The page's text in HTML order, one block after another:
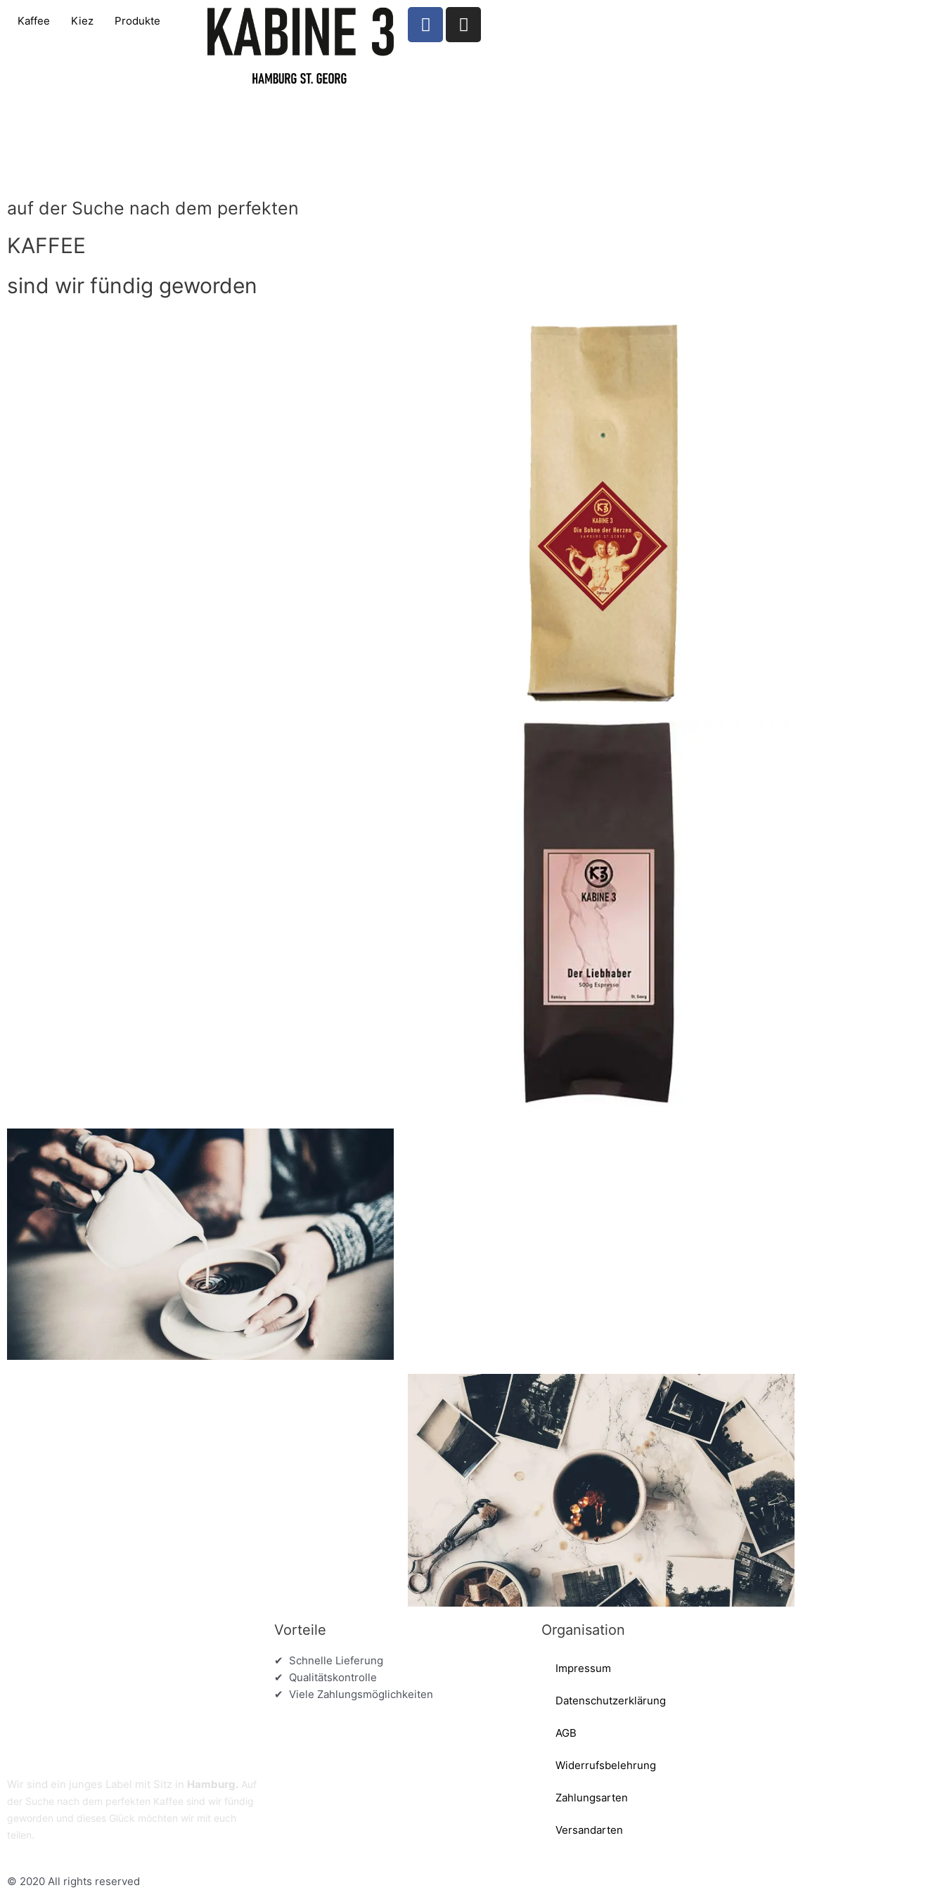
Kaffee Kiez Produkte
auf der Suche nach dem perfekten
KAFFEE
sind wir fündig geworden
Wir sind ein junges Label mit Sitz in Hamburg. Auf
der Suche nach dem perfekten Kaffee sind wir fündig
geworden und dieses Glück möchten wir mit euch
teilen.
Vorteile
✔ Schnelle Lieferung
✔ Qualitätskontrolle
✔ Viele Zahlungsmöglichkeiten
Organisation
Impressum
Datenschutzerklärung
AGB
Widerrufsbelehrung
Zahlungsarten
Versandarten
© 2020 All rights reserved​